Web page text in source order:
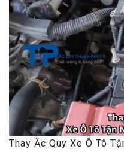
Thay Ắc Quy Xe Ô Tô